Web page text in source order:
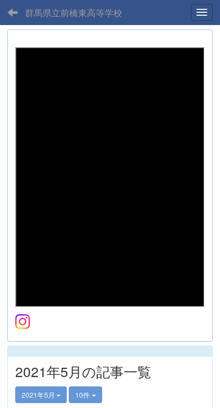
群馬県立前橋東高等学校
2021年5月の記事一覧
2021年5月 10件